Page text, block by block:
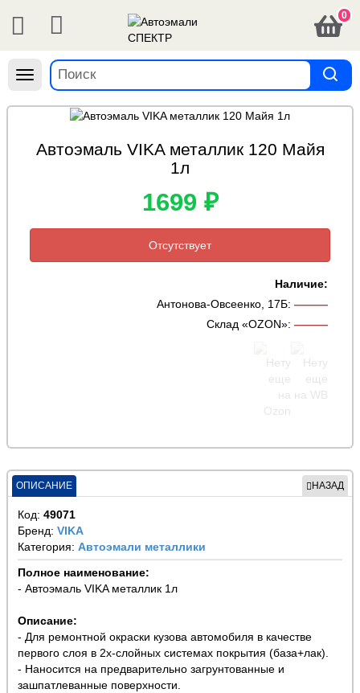
0
Навигация
Автоэмаль VIKA металлик 120 Майя
1л
1699 ₽
Отсутствует
Наличие:
Антонова-Овсеенко, 17Б: ———
Склад «OZON»: ———
ОПИСАНИЕ НАЗАД
Код: 49071
Бренд: VIKA
Категория: Автоэмали металлики
Полное наименование:
- Автоэмаль VIKA металлик 1л
Описание:
- Для ремонтной окраски кузова автомобиля в качестве
первого слоя в 2х-слойных системах покрытия (база+лак).
- Наносится на предварительно загрунтованные и
зашпатлеванные поверхности.